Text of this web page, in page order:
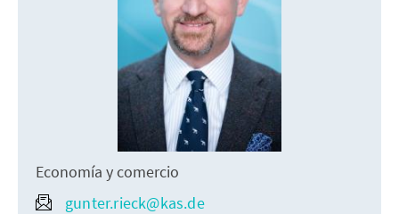
Economía y comercio
gunter.rieck@kas.de